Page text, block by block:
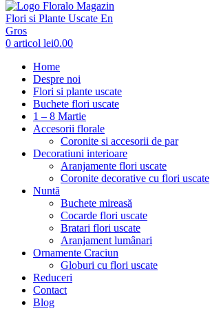
0 articol lei0.00
Home
Despre noi
Flori si plante uscate
Buchete flori uscate
1 – 8 Martie
Accesorii florale
Coronite si accesorii de par
Decoratiuni interioare
Aranjamente flori uscate
Coronite decorative cu flori uscate
Nuntă
Buchete mireasă
Cocarde flori uscate
Bratari flori uscate
Aranjament lumânari
Ornamente Craciun
Globuri cu flori uscate
Reduceri
Contact
Blog